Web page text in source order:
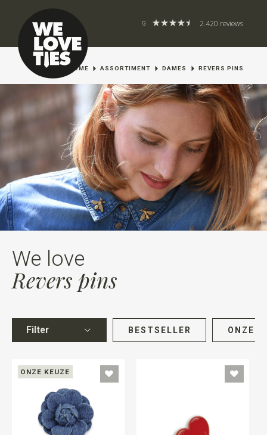
9 2.420 reviews
HOME ASSORTIMENT DAMES REVERS PINS
We love
Revers pins
Filter BESTSELLER ONZE
ONZE KEUZE